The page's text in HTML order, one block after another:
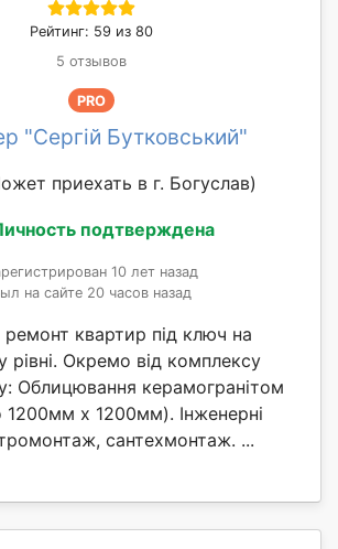
Рейтинг: 59 из 80
5 отзывов
PRO
"Сергій Бутковський"
приехать в г. Богуслав)
подтверждена
10 лет назад
на сайте 20 часов назад
квартир під ключ на
рівні. Окремо від комплексу
Облицювання керамогранітом
х 1200мм). Інженерні
сантехмонтаж. ...